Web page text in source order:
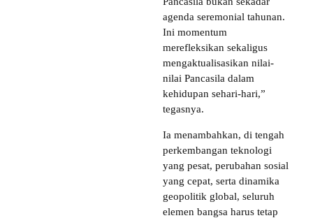
agenda seremonial tahunan.
Ini momentum
merefleksikan sekaligus
mengaktualisasikan nilai-
nilai Pancasila dalam
kehidupan sehari-hari,”
tegasnya.
Ia menambahkan, di tengah
perkembangan teknologi
yang pesat, perubahan sosial
yang cepat, serta dinamika
geopolitik global, seluruh
elemen bangsa harus tetap